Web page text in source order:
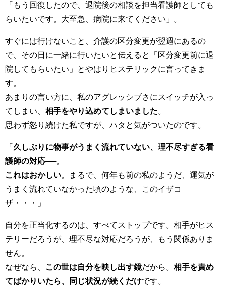
「もう回復したので、退院後の相談を担当看護師としても
らいたいです。大至急、病院に来てください」。
すぐには行けないこと、介護の区分変更が翌週にあるの
で、その日に一緒に行いたいと伝えると「区分変更前に退
院してもらいたい」とやはりヒステリックに言ってきま
す。
あまりの言い方に、私のアグレッシブさにスイッチが入っ
てしまい、 相手をやり込めてしまいました。
思わず怒り続けた私ですが、ハタと気がついたのです。
「 久しぶりに物事がうまく流れていない、理不尽すぎる看
護師の対応──。
これはおかしい。まるで、何年も前の私のようだ、運気が
うまく流れていなかった頃のような、このイザコ
ザ・・・」
自分を正当化するのは、すべてストップです。相手がヒス
テリーだろうが、理不尽な対応だろうが、もう関係ありま
せん。
なぜなら、 この世は自分を映し出す鏡だから。 相手を責め
てばかりいたら、同じ状況が続くだけです。